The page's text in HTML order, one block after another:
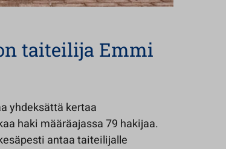
taiteilija Emmi
yhdeksättä kertaa
haki määräajassa 79 hakijaa.
antaa taiteilijalle